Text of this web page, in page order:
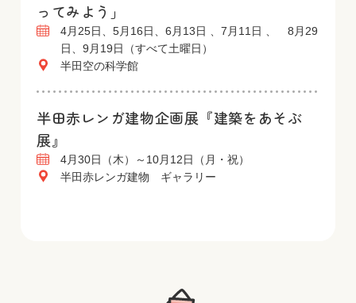
ってみよう」
4月25日、5月16日、6月13日 、7月11日 、 8月29
日、9月19日（すべて土曜日）
半田空の科学館
半田赤レンガ建物企画展『建築をあそぶ
展』
4月30日（木）～10月12日（月・祝）
半田赤レンガ建物 ギャラリー